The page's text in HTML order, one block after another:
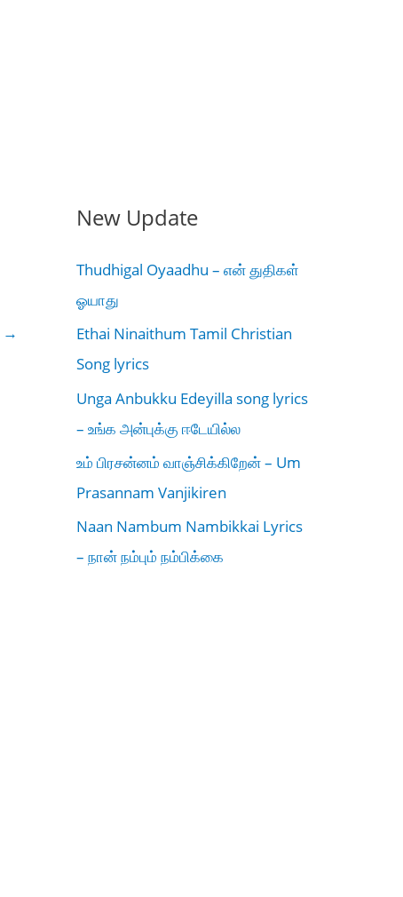
→
New Update
Thudhigal Oyaadhu – என் துதிகள்
ஓயாது
Ethai Ninaithum Tamil Christian
Song lyrics
Unga Anbukku Edeyilla song lyrics
– உங்க அன்புக்கு ஈடேயில்ல
உம் பிரசன்னம் வாஞ்சிக்கிறேன் – Um
Prasannam Vanjikiren
Naan Nambum Nambikkai Lyrics
– நான் நம்பும் நம்பிக்கை